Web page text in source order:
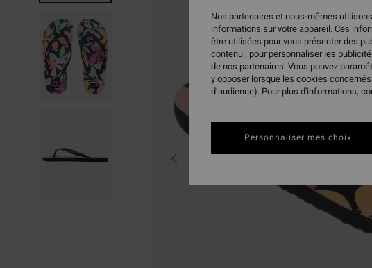
Nos partenaires et nous-mêmes
informations sur votre appareil. Ces
être utilisées pour vous présenter des
contenu ; pour personnaliser les
de nos partenaires. Vous pouvez
y opposer lorsque les cookies
d’audience). Pour plus d'informations,
Personnaliser mes choix